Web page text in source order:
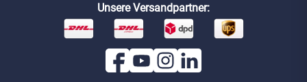
Unsere Versandpartner: